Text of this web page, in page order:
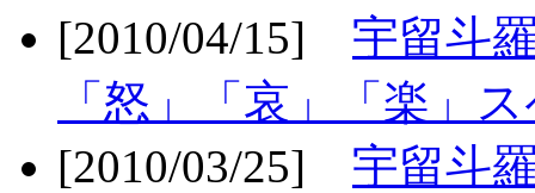
[2010/04/15] 宇留斗
「怒」「哀」「楽」
[2010/03/25] 宇留斗